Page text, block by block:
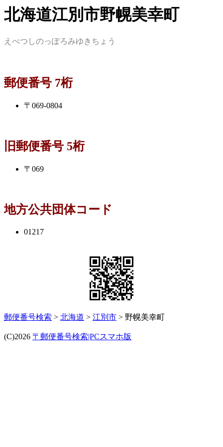
北海道江別市野幌美幸町
えべつしのっぽろみゆきちょう
郵便番号 7桁
〒069-0804
旧郵便番号 5桁
〒069
地方公共団体コード
01217
郵便番号検索 > 北海道 > 江別市 > 野幌美幸町
(C)2026 〒郵便番号検索|PCスマホ版